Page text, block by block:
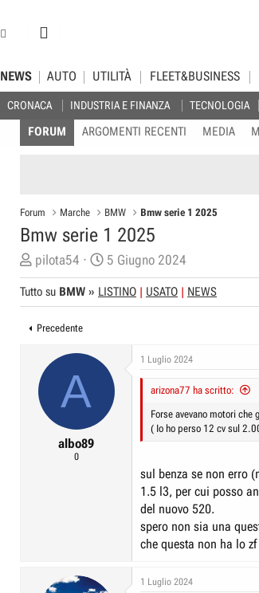
NEWS
CRONACA INDUSTRIA E FINANZA TECNOLOGIA
AUTO UTILITÀ FLEET&BUSINESS
FORUM ARGOMENTI RECENTI MEDIA
Forum Marche BMW Bmw serie 1 2025
Bmw serie 1 2025
C
r
e
t
e
D
pilota54
D
a
t
I
i
5 Giugno 2024
Tutto su BMW » LISTINO USATO NEWS
Precedente
A
albo89
0
1 Luglio 2024
arizona77 ha scritto:
Forse avevano motori che
( Io ho perso 12 cv sul
sul benza se non erro
1.5 l3, per cui posso
del nuovo 520.
spero non sia una
che questa non ha lo zf
1 Luglio 2024